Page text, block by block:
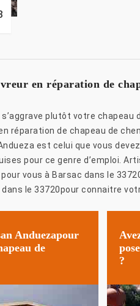
en réparation de
plutôt votre chapeau
réparation de chapeau de
est celui que vous
pour ce genre d’emploi.
vous à Barsac dans le
le 33720pour connaitre
Anduezapour
de
?